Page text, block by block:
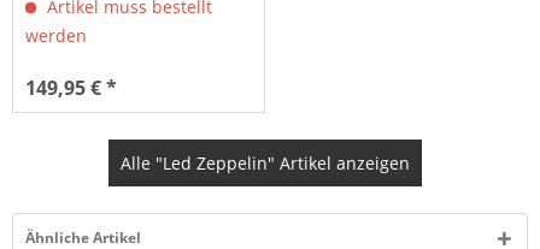
Artikel muss bestellt
werden
149,95 € *
Alle "Led Zeppelin" Artikel anzeigen
Ähnliche Artikel